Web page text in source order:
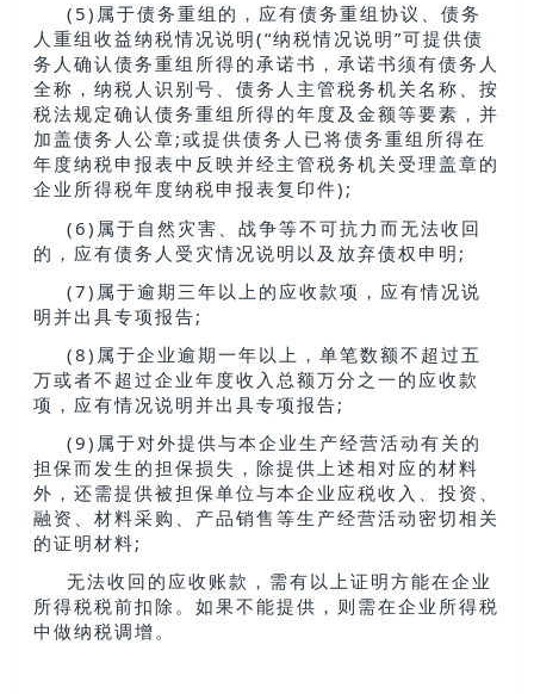
(5)属于债务重组的，应有债务重组协议、债务
人重组收益纳税情况说明(“纳税情况说明”可提供债
务人确认债务重组所得的承诺书，承诺书须有债务人
全称，纳税人识别号、债务人主管税务机关名称、按
税法规定确认债务重组所得的年度及金额等要素，并
加盖债务人公章;或提供债务人已将债务重组所得在
年度纳税申报表中反映并经主管税务机关受理盖章的
企业所得税年度纳税申报表复印件);
(6)属于自然灾害、战争等不可抗力而无法收回
的，应有债务人受灾情况说明以及放弃债权申明;
(7)属于逾期三年以上的应收款项，应有情况说
明并出具专项报告;
(8)属于企业逾期一年以上，单笔数额不超过五
万或者不超过企业年度收入总额万分之一的应收款
项，应有情况说明并出具专项报告;
(9)属于对外提供与本企业生产经营活动有关的
担保而发生的担保损失，除提供上述相对应的材料
外，还需提供被担保单位与本企业应税收入、投资、
融资、材料采购、产品销售等生产经营活动密切相关
的证明材料;
无法收回的应收账款，需有以上证明方能在企业
所得税税前扣除。如果不能提供，则需在企业所得税
中做纳税调增。